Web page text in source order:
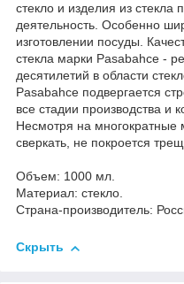
стекло и изделия из
деятельность. Особенно
изготовлении посуды.
стекла марки Pasabahce -
десятилетий в области
Pasabahce подвергается
все стадии производства и
Несмотря на многократные
сверкать, не покроется
Объем: 1000 мл.
Материал: стекло.
Страна-производитель:
Скрыть